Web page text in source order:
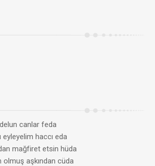
canlar feda
haccı eda
mağfiret etsin hüda
olmuş aşkından cüda